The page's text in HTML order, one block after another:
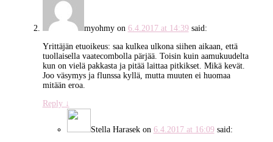
myohmyon 6.4.2017 at 14:39 said:
Yrittäjän etuoikeus: saa kulkea ulkona siihen aikaan, että
tuollaisella vaatecombolla pärjää. Toisin kuin aamukuudelta
kun on vielä pakkasta ja pitää laittaa pitkikset. Mikä kevät.
Joo väsymys ja flunssa kyllä, mutta muuten ei huomaa
mitään eroa.
Reply ↓
Stella Harasekon 6.4.2017 at 16:09 said: